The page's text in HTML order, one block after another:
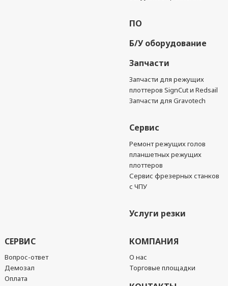
ПО
Б/У оборудование
Запчасти
Запчасти для режущих
плоттеров SignCut и Redsail
Запчасти для Gravotech
Сервис
Ремонт режущих голов
планшетных режущих
плоттеров
Сервис фрезерных станков
с ЧПУ
Услуги резки
СЕРВИС
Вопрос-ответ
Демозал
Оплата
КОМПАНИЯ
О нас
Торговые площадки